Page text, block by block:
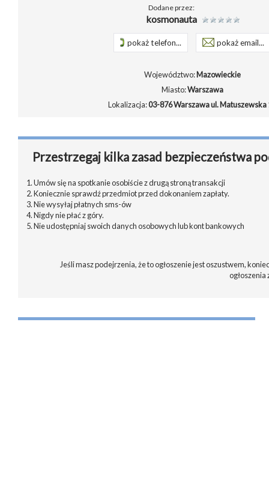
Dodane przez:
kosmonauta
pokaż telefon... pokaż email...
Województwo:Mazowieckie
Miasto:Warszawa
Lokalizacja:03-876 Warszawa ul. Matuszewska
Przestrzegaj kilka zasad bezpieczeństwa
1. Umów się na spotkanie osobiście z drugą stroną transakcji
2. Koniecznie sprawdź przedmiot przed dokonaniem zapłaty.
3. Nie wysyłaj płatnych sms-ów
4. Nigdy nie płać z góry.
5. Nie udostępniaj swoich danych osobowych lub kont bankowych
Jeśli masz podejrzenia, że to ogłoszenie jest oszustwem,